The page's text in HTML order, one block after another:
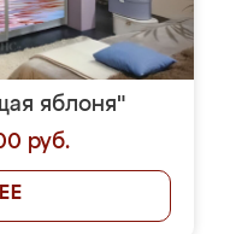
яблоня"
руб.